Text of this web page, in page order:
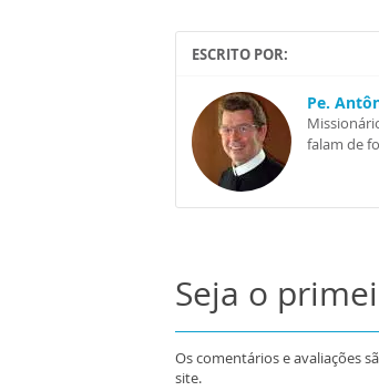
ESCRITO POR:
Pe.
falam de
Seja o
Os comentários e avaliações
site.